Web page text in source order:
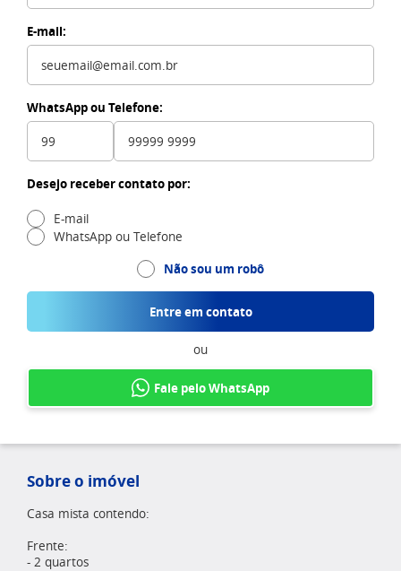
E-mail:
WhatsApp ou Telefone:
Desejo receber contato por:
E-mail
WhatsApp ou Telefone
Não sou um robô
Entre em contato
ou
Fale pelo WhatsApp
Sobre o imóvel
Casa mista contendo:
Frente:
- 2 quartos